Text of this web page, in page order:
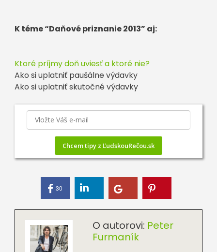
K téme “Daňové priznanie 2013” aj:
Ktoré príjmy doň uviesť a ktoré nie?
Ako si uplatniť paušálne výdavky
Ako si uplatniť skutočné výdavky
Chcem tipy z ĽudskouRečou.sk
30
O autorovi: Peter
Furmaník